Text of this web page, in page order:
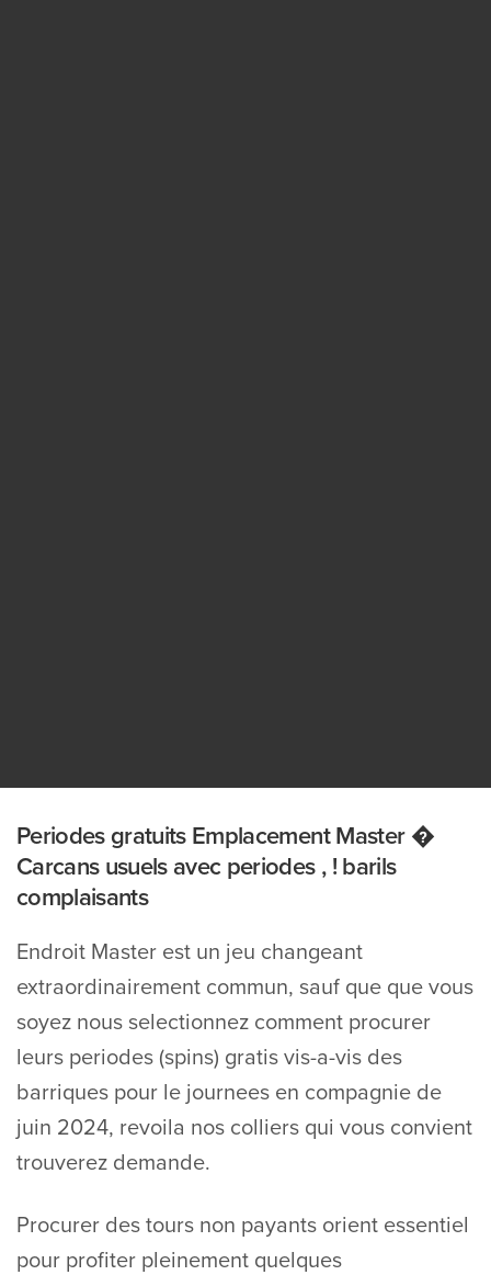
Periodes gratuits Emplacement Master �
Carcans usuels avec periodes , ! barils
complaisants
Endroit Master est un jeu changeant
extraordinairement commun, sauf que que vous
soyez nous selectionnez comment procurer
leurs periodes (spins) gratis vis-a-vis des
barriques pour le journees en compagnie de
juin 2024, revoila nos colliers qui vous convient
trouverez demande.
Procurer des tours non payants orient essentiel
pour profiter pleinement quelques